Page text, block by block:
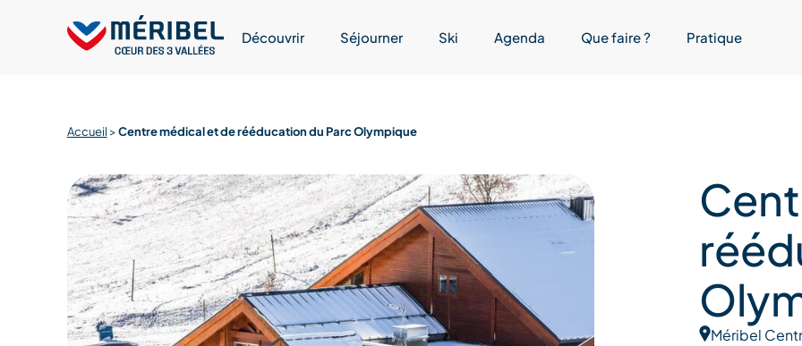
Découvrir Séjourner Ski Agenda Que faire ? Pratique
Accueil >Centre médical et de rééducation du Parc Olympique
Méribel